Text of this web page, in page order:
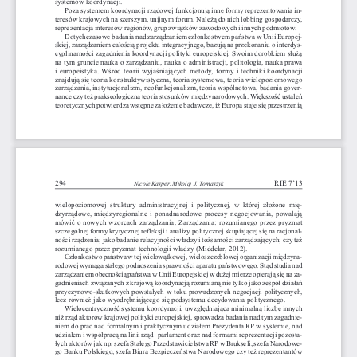
systemów koordynacji.
Poza systemem koordynacji rz¹dowej funkcjonuj¹ inne formy reprezentowania in-
teresów krajowych na szerszym, unijnym forum. Nale¿¹ do nich lobbing gospodarczy,
reprezentacja interesów regionów, grup zwi¹zków zawodowych i innych podmiotów.
Dotychczasowe badania nad zarz¹dzaniem cz³onkostwem pañstwa w Unii Europej-
skiej, zarz¹dzaniem ca³oœci¹ projektu integracyjnego, bazuj¹ na przekonaniu o interdys-
cyplinarnoœci zagadnienia koordynacji polityki europejskiej. Swoim dorobkiem s³u¿¹
na tym gruncie nauka o zarz¹dzaniu, nauka o administracji, politologia, nauka prawa
i europeistyka. Wœród teorii wyjaœniaj¹cych metody, formy i techniki koordynacji
znajduj¹ siê teoria konstruktywistyczna, teoria systemowa, teoria wielopoziomowego
zarz¹dzania, instytucjonalizm, neofunkcjonalizm, teoria wspólnotowa, badania gover-
nance czy te¿ prakseologiczna teoria stosunków miêdzynarodowych. Wiêkszoœæ ustaleñ
teoretycznych potwierdza wstêpne za³o¿enie badawcze, i¿ Europa staje siê przestrzeni¹
wielopoziomowej  struktury  administracyjnej  i  politycznej,  w  której  z³o¿one  miê-
dzyrz¹dowe, miêdzyregionalne  i  ponadnarodowe  procesy  negocjowania,  powalaj¹
mówiæ o nowych wzorcach zarz¹dzania. Zarz¹dzania: rozumianego przez pryzmat
szczególnej formy krytycznej refleksji i analizy politycznej skupiaj¹cej siê na racjonal-
noœci rz¹dzenia; jako badanie relacyjnoœci w³adzy i to¿samoœci zarz¹dzaj¹cych; czy te¿
rozumianego przez pryzmat technologii w³adzy (Middelar, 2012).
Cz³onkostwo pañstwa w tej wielow¹tkowej, wieloszczeblowej organizacji miêdzyna-
rodowej wymaga sta³ego podnoszenia sprawnoœci aparatu pañstwowego. St¹d studia nad
zarz¹dzaniem obecnoœci¹ pañstwa w Unii Europejskiej w du¿ej mierze opieraj¹ siê na za-
gadnieniach zwi¹zanych z krajow¹ koordynacj¹ rozumian¹ nie tylko jako zespó³ dzia³añ
przyczynowo-skutkowych powsta³ych w toku prowadzonych negocjacji politycznych,
lecz równie¿ jako wyodrêbniaj¹cego siê podsystemu decydowania politycznego.
Wielocentrycznoœæ systemu koordynacji, uwzglêdniaj¹ca minimaln¹ liczbê innych
ni¿ rz¹d aktorów krajowej polityki europejskiej, sprowadza badania nad tym zagadnie-
niem do prac nad formalnym i praktycznym udzia³em Prezydenta RP w systemie, nad
udzia³em i wspó³prac¹ na linii rz¹d–parlament oraz nad formami reprezentacji pozosta-
³ych aktorów jak np. szefa Sta³ego Przedstawicielstwa RP w Brukseli, szefa Narodowe-
go Banku Polskiego, szefa Biura Bezpieczeñstwa Narodowego czy te¿ reprezentantów
294 Nicole Kasper, Miko³aj J. Tomaszyk RIE 7’13